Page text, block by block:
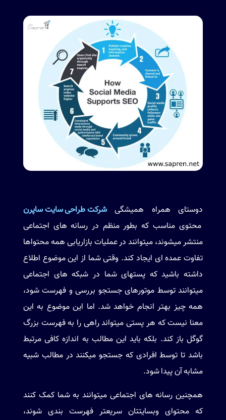
دوستای همراه همیشگیشرکت طراحی سایت ساپرن
محتوی مناسب که بطور منظم در رسانه های اجتماعی
منتشر میشوند، میتوانند در عملیات بازاریابی همه محتواها
تفاوت عمده ای ایجاد کند. وقتی شما از این موضوع اطلاع
داشته باشید که پستهای شما در شبکه های اجتماعی
میتوانند توسط موتورهای جستجو بررسی و فهرست شود،
همه چیز بهتر انجام خواهد شد. اما این موضوع به این
معنا نیست که هر پستی میتواند راهی را به فهرست بزرگ
گوگل باز کند. بلکه باید این مطالب به اندازه کافی مرتبط
باشد تا توسط افرادی که جستجو میکنند در مطالب شبیه
مشابه آن پیدا شود.
همچنین رسانه های اجتماعی میتوانند به شما کمک کنند
که محتوای وبسایتتان سریعتر فهرست بندی شوند،